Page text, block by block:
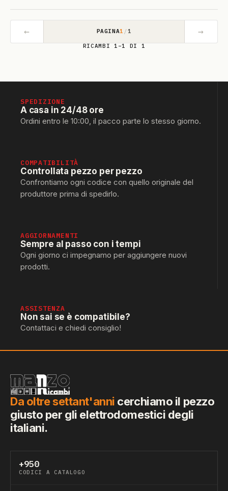
← PAGINA1 /1 →
RICAMBI 1–1 DI 1
SPEDIZIONE
A casa in 24/48 ore
Ordini entro le 10:00, il pacco parte lo stesso giorno.
COMPATIBILITÀ
Controllata pezzo per pezzo
Confrontiamo ogni codice con quello originale del
produttore prima di spedirlo.
AGGIORNAMENTI
Sempre al passo con i tempi
Ogni giorno ci impegnamo per aggiungere nuovi
prodotti.
ASSISTENZA
Non sai se è compatibile?
Contattaci e chiedi consiglio!
Da oltre settant'anni cerchiamo il pezzo
giusto per gli elettrodomestici degli
italiani.
+950
CODICI A CATALOGO